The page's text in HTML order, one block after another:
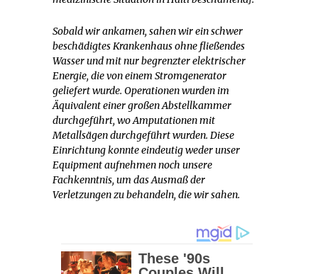
Sobald wir ankamen, sahen wir ein schwer
beschädigtes Krankenhaus ohne fließendes
Wasser und mit nur begrenzter elektrischer
Energie, die von einem Stromgenerator
geliefert wurde. Operationen wurden im
Äquivalent einer großen Abstellkammer
durchgeführt, wo Amputationen mit
Metallsägen durchgeführt wurden. Diese
Einrichtung konnte eindeutig weder unser
Equipment aufnehmen noch unsere
Fachkenntnis, um das Ausmaß der
Verletzungen zu behandeln, die wir sahen.